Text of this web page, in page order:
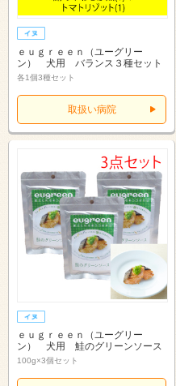
ｅｕｇｒｅｅｎ（ユーグリー
ン） 犬用 バランス３種セット
各1個3種セット
取扱い病院
ｅｕｇｒｅｅｎ（ユーグリー
ン） 犬用 鮭のグリーンソース
100g×3個セット